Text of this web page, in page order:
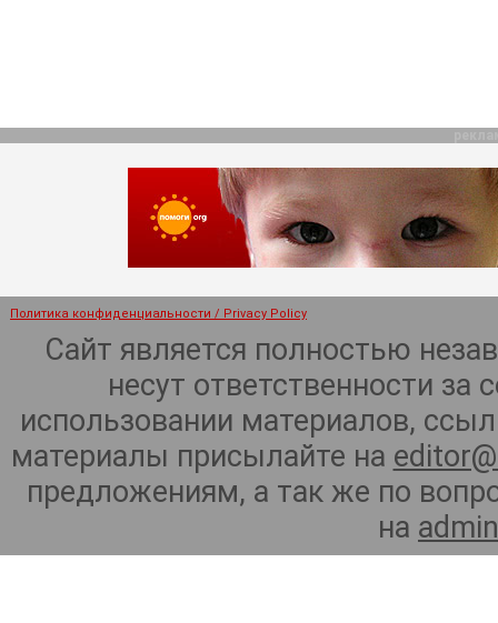
Политика конфиденциальности / Privacy Policy
Сайт является полностью
несут ответственности
использовании материалов,
материалы присылайте на
предложениям, а так же по
на